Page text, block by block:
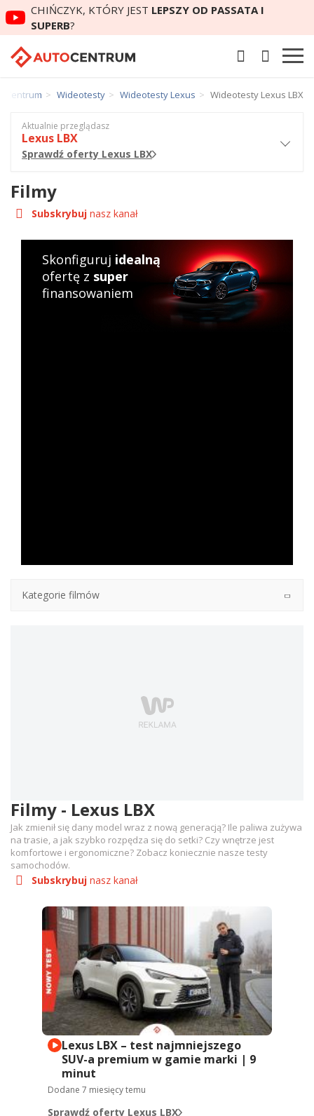
CHIŃCZYK, KTÓRY JEST LEPSZY OD PASSATA I
SUPERB?
Wideotesty Wideotesty Lexus Wideotesty Lexus LBX
Filmy - Lexus LBX
Subskrybuj nasz kanał
Jak zmienił się dany model wraz z nową generacją? Ile paliwa zużywa
na trasie, a jak szybko rozpędza się do setki? Czy wnętrze jest
komfortowe i ergonomiczne? Zobacz koniecznie nasze testy
samochodów.
Lexus LBX – test najmniejszego
SUV-a premium w gamie marki | 9
minut
Dodane 7 miesięcy temu
Sprawdź oferty Lexus LBX
Aktualnie przeglądasz
Lexus LBX
Sprawdź oferty Lexus LBX
Filmy
Subskrybuj nasz kanał
Skonfiguruj idealną
ofertę z super
finansowaniem
Kategorie filmów